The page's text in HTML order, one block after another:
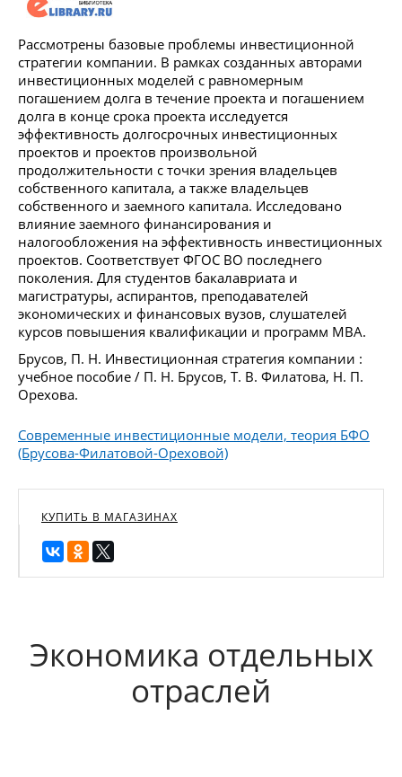
Рассмотрены базовые проблемы инвестиционной
стратегии компании. В рамках созданных авторами
инвестиционных моделей с равномерным
погашением долга в течение проекта и погашением
долга в конце срока проекта исследуется
эффективность долгосрочных инвестиционных
проектов и проектов произвольной
продолжительности с точки зрения владельцев
собственного капитала, а также владельцев
собственного и заемного капитала. Исследовано
влияние заемного финансирования и
налогообложения на эффективность инвестиционных
проектов. Соответствует ФГОС ВО последнего
поколения. Для студентов бакалавриата и
магистратуры, аспирантов, преподавателей
экономических и финансовых вузов, слушателей
курсов повышения квалификации и программ МВА.
Брусов, П. Н. Инвестиционная стратегия компании :
учебное пособие / П. Н. Брусов, Т. В. Филатова, Н. П.
Орехова.
Современные инвестиционные модели, теория БФО
(Брусова-Филатовой-Ореховой)
КУПИТЬ В МАГАЗИНАХ
Экономика отдельных
отраслей